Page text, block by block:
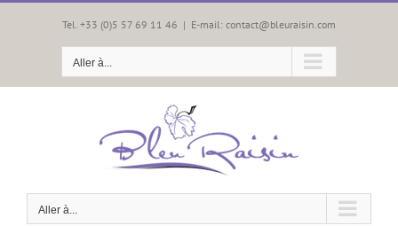
Passer
Tel. +33 (0)5 57 69 11 46 | E-mail: contact@bleuraisin.com
Aller à...
Aller à...